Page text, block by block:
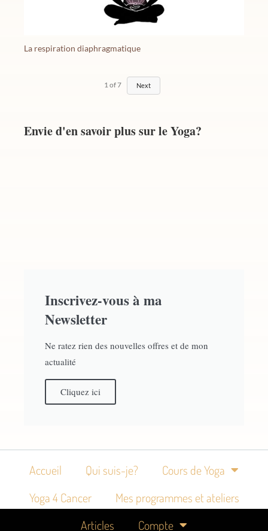
La respiration diaphragmatique
1 of7 Next
Envie d'en savoir plus sur le Yoga?
Inscrivez-vous à ma
Newsletter
Ne ratez rien des nouvelles offres et de mon
actualité
Cliquez ici
Accueil Qui suis-je?
Cours de Yoga
Yoga 4 Cancer
Mes programmes et ateliers
Articles
Compte